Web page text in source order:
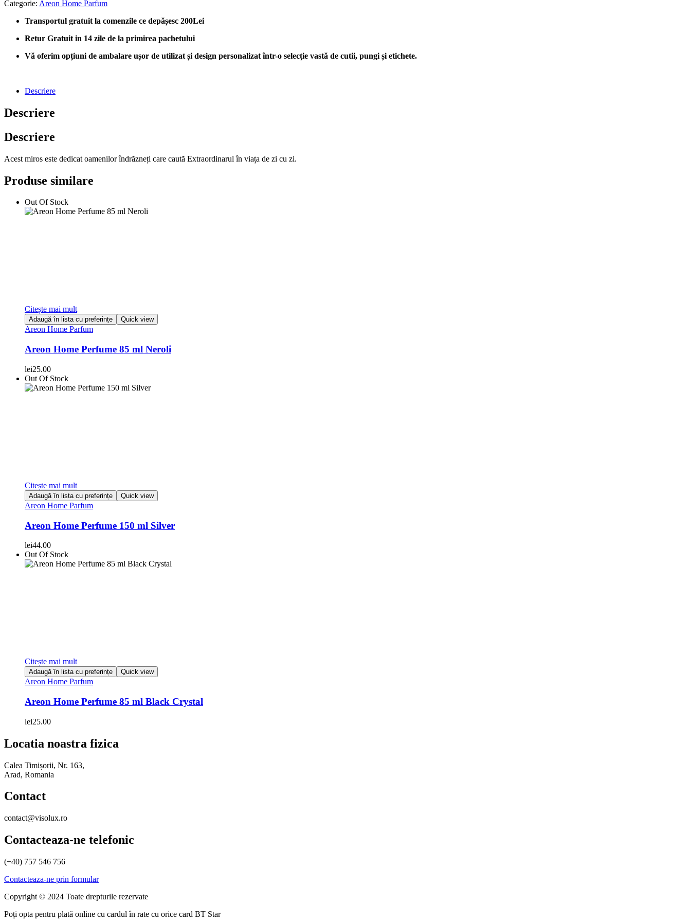
Categorie: Areon Home Parfum
Transportul gratuit la comenzile ce depășesc 200Lei
Retur Gratuit in 14 zile de la primirea pachetului
Vă oferim opțiuni de ambalare ușor de utilizat și design personalizat într-o selecție vastă de cutii, pungi și etichete.
Descriere
Descriere
Descriere
Acest miros este dedicat oamenilor îndrăzneți care caută Extraordinarul în viața de zi cu zi.
Produse similare
Out Of Stock
Citește mai mult
Adaugă în lista cu preferințe Quick view
Areon Home Parfum
Areon Home Perfume 85 ml Neroli
lei25.00
Out Of Stock
Citește mai mult
Adaugă în lista cu preferințe Quick view
Areon Home Parfum
Areon Home Perfume 150 ml Silver
lei44.00
Out Of Stock
Citește mai mult
Adaugă în lista cu preferințe Quick view
Areon Home Parfum
Areon Home Perfume 85 ml Black Crystal
lei25.00
Locatia noastra fizica
Calea Timișorii, Nr. 163,
Arad, Romania
Contact
contact@visolux.ro
Contacteaza-ne telefonic
(+40) 757 546 756
Contacteaza-ne prin formular
Copyright © 2024 Toate drepturile rezervate
Poți opta pentru plată online cu cardul în rate cu orice card BT Star